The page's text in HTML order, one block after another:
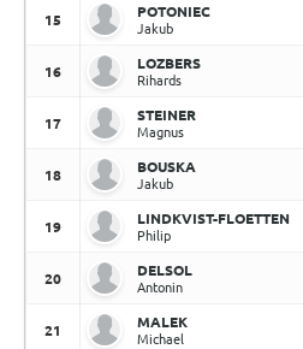
15
POTONIEC
Jakub
16
LOZBERS
Rihards
17
STEINER
Magnus
18
BOUSKA
Jakub
19
LINDKVIST-FLOETTEN
Philip
20
DELSOL
Antonin
21
MALEK
Michael